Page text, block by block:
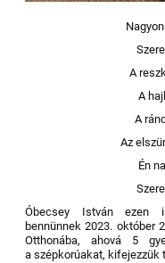
A
A
A
Az
Én
Óbecsey István ezen
bennünnek 2023. október
Otthonába, ahová 5
a szépkorúakat,